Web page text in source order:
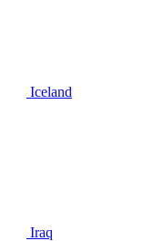
Iceland
Iraq